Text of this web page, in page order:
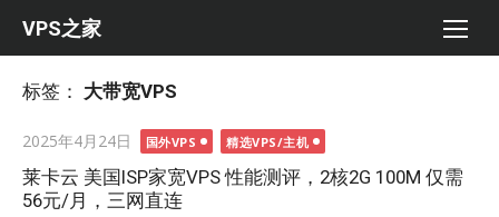
VPS之家
标签： 大带宽VPS
Posted
on
2025年4月24日 国外VPS 精选VPS/主机
莱卡云 美国ISP家宽VPS 性能测评，2核2G 100M 仅需
56元/月，三网直连